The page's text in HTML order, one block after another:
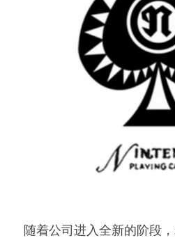
随着公司进入全新的阶段